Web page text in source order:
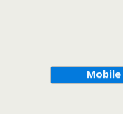
Mobile